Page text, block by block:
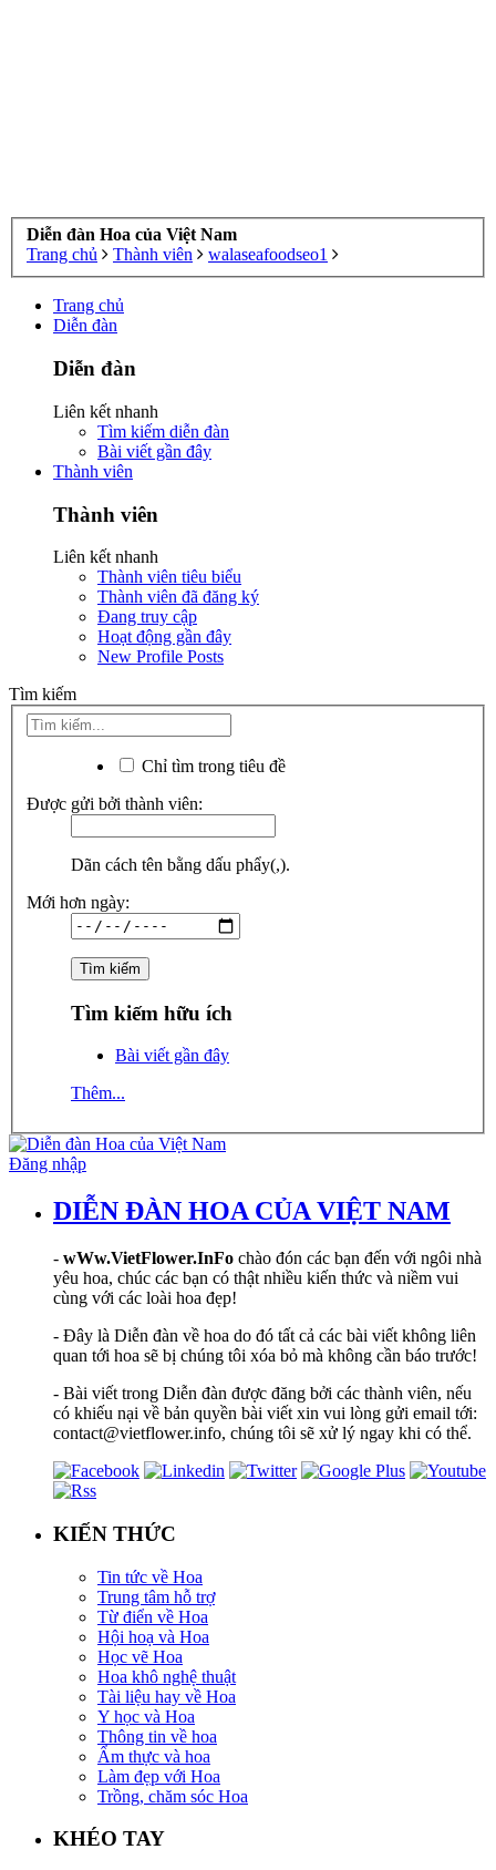
Diễn đàn Hoa của Việt Nam
Trang chủ
Thành viên walaseafoodseo1
Trang chủ
Diễn đàn
Diễn đàn
Liên kết nhanh
Tìm kiếm diễn đàn
Bài viết gần đây
Thành viên
Thành viên
Liên kết nhanh
Thành viên tiêu biểu
Thành viên đã đăng ký
Đang truy cập
Hoạt động gần đây
New Profile Posts
Tìm kiếm
Chỉ tìm trong tiêu đề
Được gửi bởi thành viên:
Dãn cách tên bằng dấu phẩy(,).
Mới hơn ngày:
Tìm kiếm hữu ích
Bài viết gần đây
Thêm...
Đăng nhập
DIỄN ĐÀN HOA CỦA VIỆT NAM
- wWw.VietFlower.InFo chào đón các bạn đến với ngôi nhà
yêu hoa, chúc các bạn có thật nhiều kiến thức và niềm vui
cùng với các loài hoa đẹp!
- Đây là Diễn đàn về hoa do đó tất cả các bài viết không liên
quan tới hoa sẽ bị chúng tôi xóa bỏ mà không cần báo trước!
- Bài viết trong Diễn đàn được đăng bởi các thành viên, nếu
có khiếu nại về bản quyền bài viết xin vui lòng gửi email tới:
contact@vietflower.info, chúng tôi sẽ xử lý ngay khi có thể.
KIẾN THỨC
Tin tức về Hoa
Trung tâm hỗ trợ
Từ điển về Hoa
Hội hoạ và Hoa
Học vẽ Hoa
Hoa khô nghệ thuật
Tài liệu hay về Hoa
Y học và Hoa
Thông tin về hoa
Ẩm thực và hoa
Làm đẹp với Hoa
Trồng, chăm sóc Hoa
KHÉO TAY